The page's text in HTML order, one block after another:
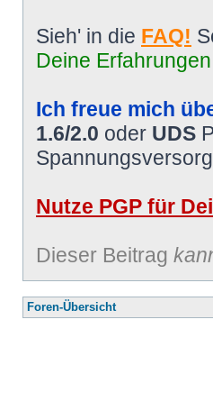
Sieh' in die FAQ!
Deine
Ich freue mich
1.6/2.0 oder UDS
Nutze PGP für
Dieser Beitrag
Foren-Übersicht